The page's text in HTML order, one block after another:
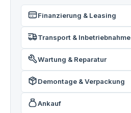
Finanzierung & Leasing
Transport & Inbetriebnahme
Wartung & Reparatur
Demontage & Verpackung
Ankauf